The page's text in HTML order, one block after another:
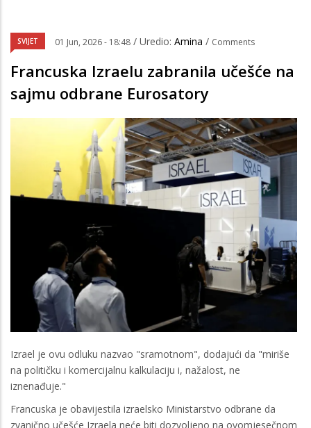
SVIJET 01 Jun, 2026 - 18:48 / Uredio: Amina / Comments
Francuska Izraelu zabranila učešće na
sajmu odbrane Eurosatory
Izrael je ovu odluku nazvao "sramotnom", dodajući da "miriše
na političku i komercijalnu kalkulaciju i, nažalost, ne
iznenađuje."
Francuska je obavijestila izraelsko Ministarstvo odbrane da
zvanično učešće Izraela neće biti dozvoljeno na ovomjesečnom